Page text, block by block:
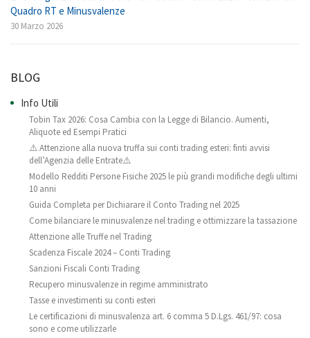
Quadro RT e Minusvalenze
30 Marzo 2026
BLOG
Info Utili
Tobin Tax 2026: Cosa Cambia con la Legge di Bilancio. Aumenti,
Aliquote ed Esempi Pratici
⚠️ Attenzione alla nuova truffa sui conti trading esteri: finti avvisi
dell’Agenzia delle Entrate⚠️
Modello Redditi Persone Fisiche 2025 le più grandi modifiche degli ultimi
10 anni
Guida Completa per Dichiarare il Conto Trading nel 2025
Come bilanciare le minusvalenze nel trading e ottimizzare la tassazione
Attenzione alle Truffe nel Trading
Scadenza Fiscale 2024 – Conti Trading
Sanzioni Fiscali Conti Trading
Recupero minusvalenze in regime amministrato
Tasse e investimenti su conti esteri
Le certificazioni di minusvalenza art. 6 comma 5 D.Lgs. 461/97: cosa
sono e come utilizzarle